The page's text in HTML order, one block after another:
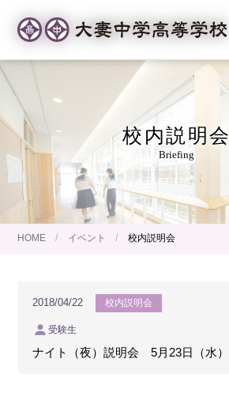
校内説明会
Briefing
HOME / イベント / 校内説明会
2018/04/22 校内説明会
受験生
ナイト（夜）説明会 5月23日（水）